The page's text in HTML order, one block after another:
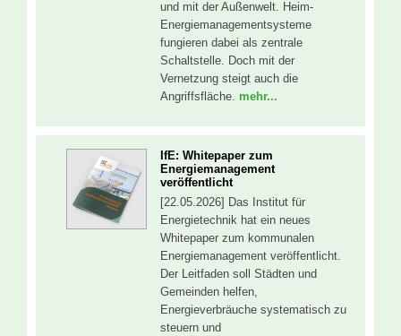
und mit der Außenwelt. Heim-
Energiemanagementsysteme
fungieren dabei als zentrale
Schaltstelle. Doch mit der
Vernetzung steigt auch die
Angriffsfläche. mehr...
IfE: Whitepaper zum
Energiemanagement
veröffentlicht
[22.05.2026] Das Institut für
Energietechnik hat ein neues
Whitepaper zum kommunalen
Energiemanagement veröffentlicht.
Der Leitfaden soll Städten und
Gemeinden helfen,
Energieverbräuche systematisch zu
steuern und